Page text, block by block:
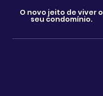
O novo jeito de viver o
seu condomínio.